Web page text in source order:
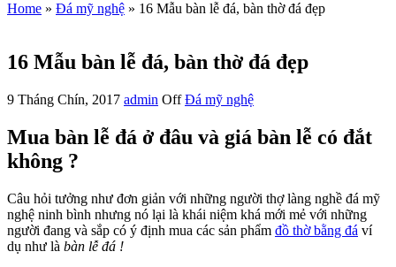
Home » Đá mỹ nghệ » 16 Mẫu bàn lễ đá, bàn thờ đá đẹp
16 Mẫu bàn lễ đá, bàn thờ đá đẹp
9 Tháng Chín, 2017 admin Off Đá mỹ nghệ
Mua bàn lễ đá ở đâu và giá bàn lễ có đắt
không ?
Câu hỏi tưởng như đơn giản với những người thợ làng nghề đá mỹ
nghệ ninh bình nhưng nó lại là khái niệm khá mới mẻ với những
người đang và sắp có ý định mua các sản phẩm đồ thờ bằng đá ví
dụ như là bàn lễ đá !